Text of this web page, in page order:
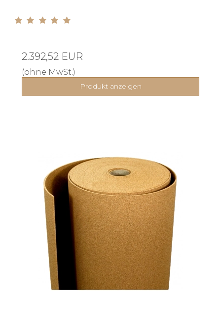
2.392,52 EUR
(ohne MwSt.)
Produkt anzeigen